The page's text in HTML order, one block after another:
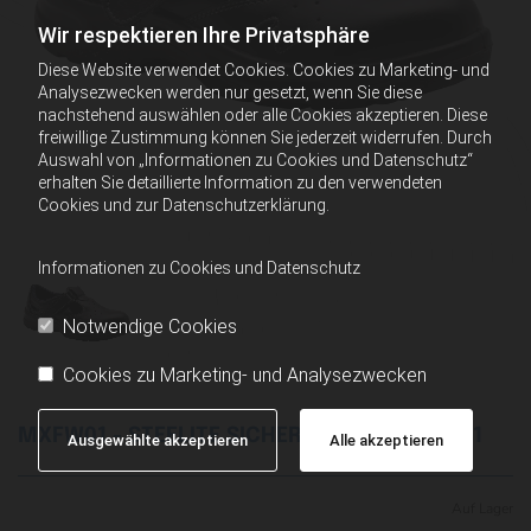
Wir respektieren Ihre Privatsphäre
Diese Website verwendet Cookies. Cookies zu Marketing- und
Analysezwecken werden nur gesetzt, wenn Sie diese
nachstehend auswählen oder alle Cookies akzeptieren. Diese
freiwillige Zustimmung können Sie jederzeit widerrufen. Durch
Auswahl von „Informationen zu Cookies und Datenschutz“
erhalten Sie detaillierte Information zu den verwendeten
Cookies und zur Datenschutzerklärung.
Informationen zu Cookies und Datenschutz
Notwendige Cookies
Cookies zu Marketing- und Analysezwecken
Ausgewählte akzeptieren Alle akzeptieren
MXFW01 - STEELITE SICHERHEITSSANDALE S1